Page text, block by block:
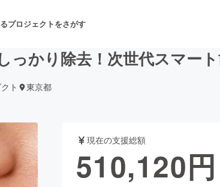
プロジェクトをさがす
舞台・パフォーマンス
フード・飲食店 ファッショ
っかり除去！次世代スマー
ト 東京都
現在の支援総額
510,120円